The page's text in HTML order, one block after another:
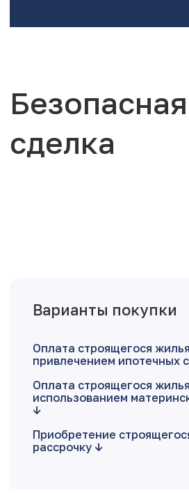
Безопасная
сделка
Варианты покупки
Оплата строящегося
привлечением ипотечных
Оплата строящегося
использованием
Приобретение
рассрочку